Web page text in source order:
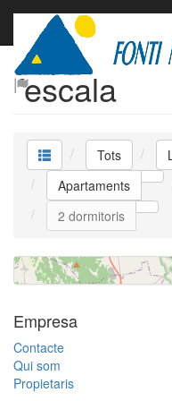
Lloguer
´escala
Tots
Apartaments
2 dormitoris
Apartamento en el
2 dormitoris | 6
Sured | Lloguer
Empresa
Contacte
Qui som
Propietaris